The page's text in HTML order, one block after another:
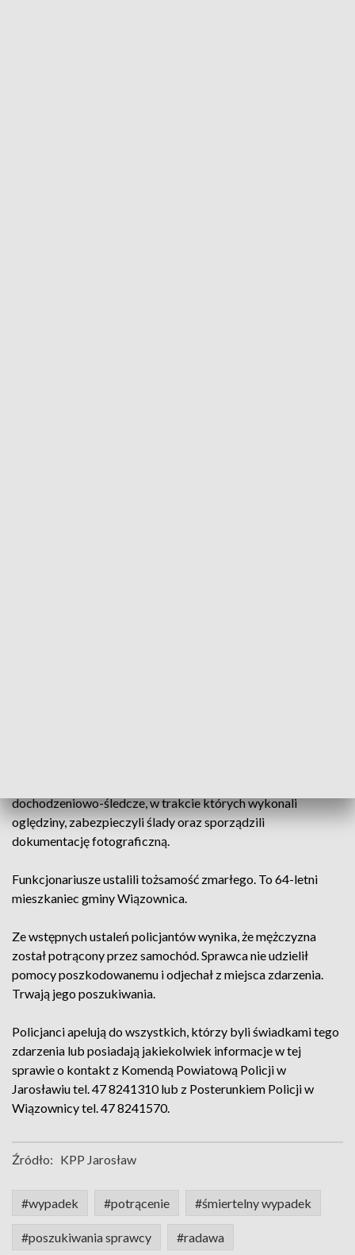
dochodzeniowo-śledcze, w trakcie których wykonali
oględziny, zabezpieczyli ślady oraz sporządzili
dokumentację fotograficzną.
Funkcjonariusze ustalili tożsamość zmarłego. To 64-letni
mieszkaniec gminy Wiązownica.
Ze wstępnych ustaleń policjantów wynika, że mężczyzna
został potrącony przez samochód. Sprawca nie udzielił
pomocy poszkodowanemu i odjechał z miejsca zdarzenia.
Trwają jego poszukiwania.
Policjanci apelują do wszystkich, którzy byli świadkami tego
zdarzenia lub posiadają jakiekolwiek informacje w tej
sprawie o kontakt z Komendą Powiatową Policji w
Jarosławiu tel. 47 8241310 lub z Posterunkiem Policji w
Wiązownicy tel. 47 8241570.
Źródło: KPP Jarosław
#wypadek #potrącenie #śmiertelny wypadek
#poszukiwania sprawcy #radawa